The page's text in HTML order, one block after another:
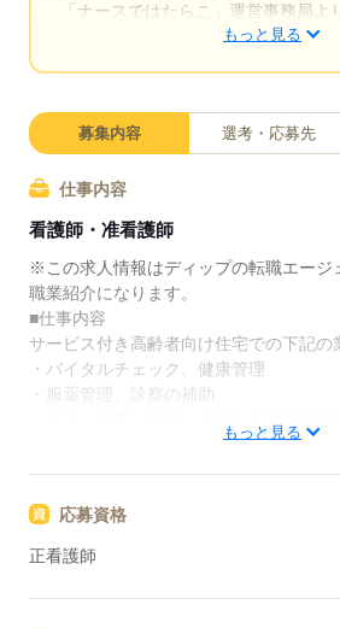
「ナースではたらこ」運営事務局よ
求職中の看護師さんの転職を専任の
キャリアアドバイザーが入職まで無
日本最大級の求人情報の中からぴっ
介。
履歴書作成のアドバイスや面接日の
お給料、お休み、入職時期の交渉も
【もちろん無料】
費用は一切かかりません。
もっと見る
募集内容 選考・応募先
仕事内容
看護師・准看護師
※この求人情報はディップの転職エージ
職業紹介になります。
■仕事内容
サービス付き高齢者向け住宅での下記の
・バイタルチェック、健康管理
・服薬管理、診察の補助
■求人概要
・給与：月給29万円～30万円＋変動手当
・車通勤：可能／無料駐車場あり
★おすすめポイント★
もっと見る
応募資格
正看護師